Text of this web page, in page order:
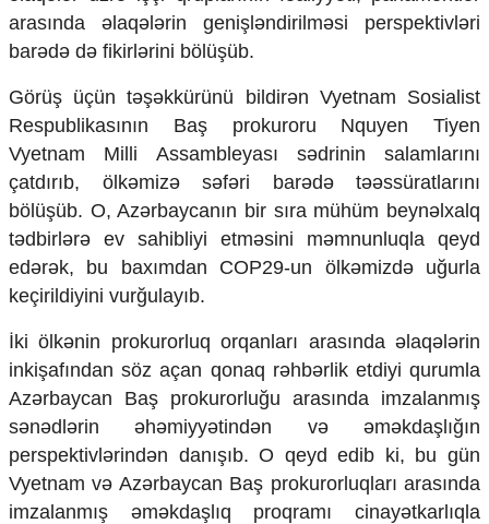
arasında əlaqələrin genişləndirilməsi perspektivləri
barədə də fikirlərini bölüşüb.
Görüş üçün təşəkkürünü bildirən Vyetnam Sosialist
Respublikasının Baş prokuroru Nquyen Tiyen
Vyetnam Milli Assambleyası sədrinin salamlarını
çatdırıb, ölkəmizə səfəri barədə təəssüratlarını
bölüşüb. O, Azərbaycanın bir sıra mühüm beynəlxalq
tədbirlərə ev sahibliyi etməsini məmnunluqla qeyd
edərək, bu baxımdan COP29-un ölkəmizdə uğurla
keçirildiyini vurğulayıb.
İki ölkənin prokurorluq orqanları arasında əlaqələrin
inkişafından söz açan qonaq rəhbərlik etdiyi qurumla
Azərbaycan Baş prokurorluğu arasında imzalanmış
sənədlərin əhəmiyyətindən və əməkdaşlığın
perspektivlərindən danışıb. O qeyd edib ki, bu gün
Vyetnam və Azərbaycan Baş prokurorluqları arasında
imzalanmış əməkdaşlıq proqramı cinayətkarlıqla